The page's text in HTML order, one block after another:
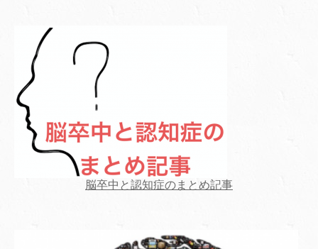
脳卒中と認知症のまとめ記事